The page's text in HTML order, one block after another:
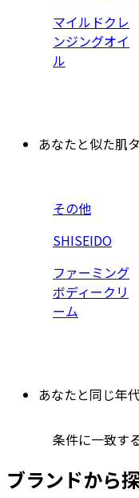
マイルドクレ
ンジングオイ
ル
あなたと似た肌
その他
SHISEIDO
ファーミング
ボディークリ
ーム
あなたと同じ年
条件に一致す
ブランドから